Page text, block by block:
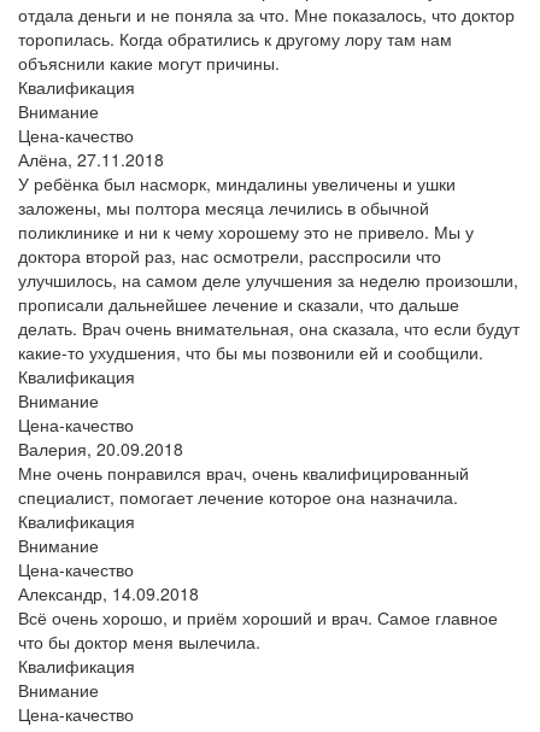
отдала деньги и не поняла за что. Мне показалось, что доктор
торопилась. Когда обратились к другому лору там нам
объяснили какие могут причины.
Квалификация
Внимание
Цена-качество
Алёна, 27.11.2018
У ребёнка был насморк, миндалины увеличены и ушки
заложены, мы полтора месяца лечились в обычной
поликлинике и ни к чему хорошему это не привело. Мы у
доктора второй раз, нас осмотрели, расспросили что
улучшилось, на самом деле улучшения за неделю произошли,
прописали дальнейшее лечение и сказали, что дальше
делать. Врач очень внимательная, она сказала, что если будут
какие-то ухудшения, что бы мы позвонили ей и сообщили.
Квалификация
Внимание
Цена-качество
Валерия, 20.09.2018
Мне очень понравился врач, очень квалифицированный
специалист, помогает лечение которое она назначила.
Квалификация
Внимание
Цена-качество
Александр, 14.09.2018
Всё очень хорошо, и приём хороший и врач. Самое главное
что бы доктор меня вылечила.
Квалификация
Внимание
Цена-качество